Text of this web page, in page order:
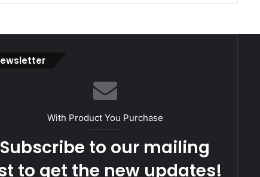
With Product You Purchase
Subscribe to our mailing
to get the new updates!